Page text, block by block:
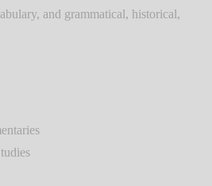
and grammatical, historical,